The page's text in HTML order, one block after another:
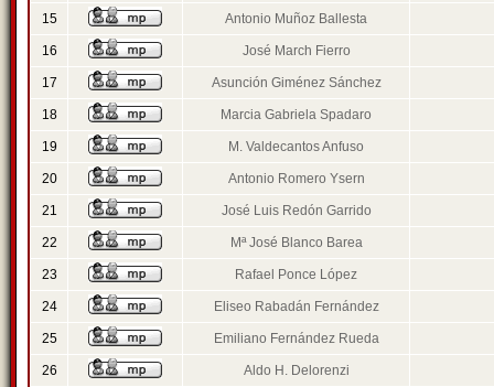
15 Antonio Muñoz Ballesta
16 José March Fierro
17 Asunción Giménez Sánchez
18 Marcia Gabriela Spadaro
19 M. Valdecantos Anfuso
20 Antonio Romero Ysern
21 José Luis Redón Garrido
22 Mª José Blanco Barea
23 Rafael Ponce López
24 Eliseo Rabadán Fernández
25 Emiliano Fernández Rueda
26 Aldo H. Delorenzi